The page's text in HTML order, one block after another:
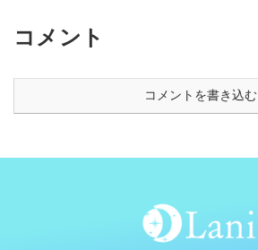
コメント
コメントを書き込む